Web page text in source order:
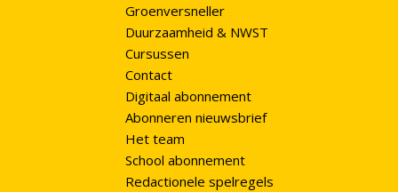
Groenversneller
Duurzaamheid & NWST
Cursussen
Contact
Digitaal abonnement
Abonneren nieuwsbrief
Het team
School abonnement
Redactionele spelregels